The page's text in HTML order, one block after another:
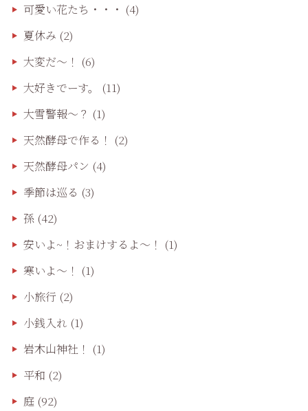
可愛い花たち・・・ (4)
夏休み (2)
大変だ〜！ (6)
大好きでーす。
(11)
大雪警報〜？ (1)
天然酵母で作る！ (2)
天然酵母パン (4)
季節は巡る (3)
孫(42)
安いよ~！おまけするよ～！ (1)
寒いよ～！ (1)
小旅行 (2)
小銭入れ (1)
岩木山神社！ (1)
平和 (2)
庭(92)